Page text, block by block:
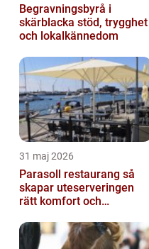
Begravningsbyrå i
skärblacka stöd, trygghet
och lokalkännedom
31 maj 2026
Parasoll restaurang så
skapar uteserveringen
rätt komfort och